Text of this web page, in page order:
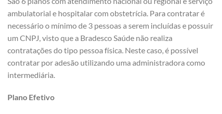
ambulatorial e hospitalar com obstetrícia. Para contratar é
necessário o mínimo de 3 pessoas a serem incluídas e possuir
um CNPJ, visto que a Bradesco Saúde não realiza
contratações do tipo pessoa física. Neste caso, é possível
contratar por adesão utilizando uma administradora como
intermediária.
Plano Efetivo